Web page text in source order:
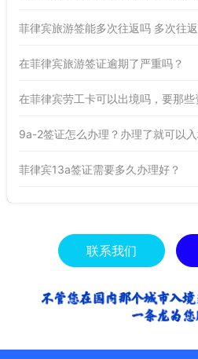
菲律宾旅游签能多次往返吗 多次往
在菲律宾旅游签证逾期了严重吗？
在菲律宾劳工卡可以出境吗，要那些
9a-2签证怎么办理？办理了就可以
菲律宾13a签证需要多久办理好？
联系我们